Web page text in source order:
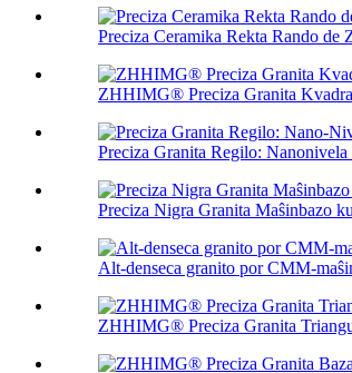
Preciza Ceramika Rekta Rando
ZHHIMG® Preciza Granita
Preciza Granita Regilo:
Preciza Nigra Granita Maŝinbazo
Alt-denseca granito por CMM-
ZHHIMG® Preciza Granita